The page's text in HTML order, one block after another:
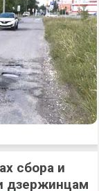
сбора и
дзержинцам